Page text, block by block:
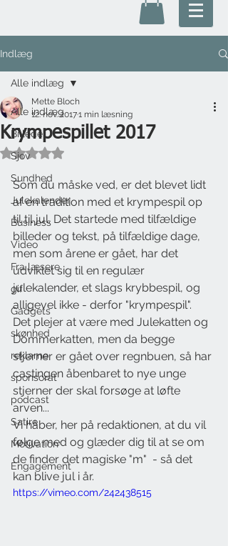
Indlæg
Alle indlæg
Billede
Sjov
Sundhed
Julekalender
Business
Video
Fra læsere
gif
Gadgets
skønhed
reklame
sponsorat
podcast
Satire
Motivation
Engagement
Alle indlæg
Krympespillet 2017
Mette Bloch
12. nov. 20171 min læsning
Bedømt til NaN ud af 5 stjerner.
Som du måske ved, er det blevet lidt
af en tradition med et krympespil op
til til jul. Det startede med tilfældige
billeder og tekst, på tilfældige dage,
men som årene er gået, har det
udviklet sig til en regulær
julekalender, et slags krybbespil, og
alligevel ikke - derfor "krympespil".
Det plejer at være med Julekatten og
Dommerkatten, men da begge
stjerner er gået over regnbuen, så har
castingen åbenbaret to nye unge
stjerner der skal forsøge at løfte
arven...
Vi håber, her på redaktionen, at du vil
følge med og glæder dig til at se om
de finder det magiske "m"  - så det
kan blive jul i år.
https://vimeo.com/242438515